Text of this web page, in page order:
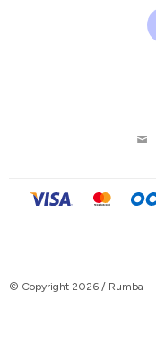
© Copyright 2026 / Rumba